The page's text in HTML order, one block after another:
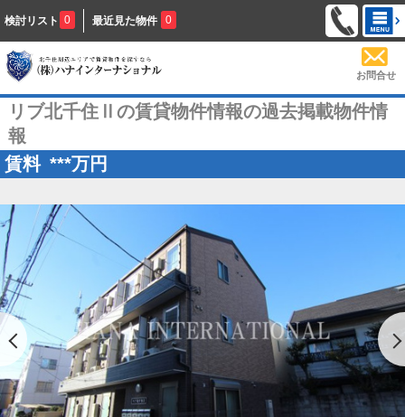
検討リスト 0 最近見た物件 0
お問合せ
リブ北千住Ⅱの賃貸物件情報の過去掲載物件情
報
賃料 ***万円